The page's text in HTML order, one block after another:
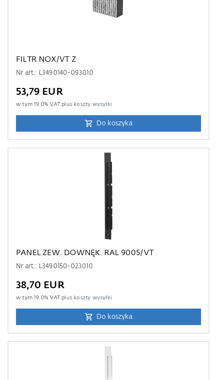
FILTR NOX/VT Z
Nr art.: L3490140-093010
53,79 EUR
w tym19.0% VAT plus koszty wysyłki
Do koszyka
PANEL ZEW. DOWNĘK. RAL 9005/VT
Nr art.: L3490150-023010
38,70 EUR
w tym19.0% VAT plus koszty wysyłki
Do koszyka